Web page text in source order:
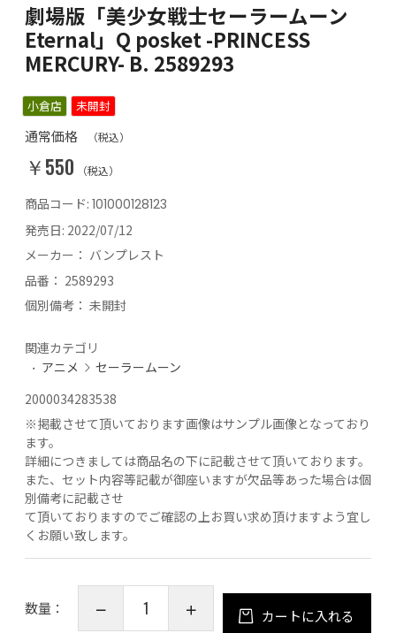
劇場版「美少女戦士セーラームーン
Eternal」Q posket -PRINCESS
MERCURY- B. 2589293
小倉店 未開封
通常価格 （税込）
￥550 （税込）
商品コード: 101000128123
発売日: 2022/07/12
メーカー： バンプレスト
品番： 2589293
個別備考： 未開封
関連カテゴリ
アニメ
セーラームーン
2000034283538
※掲載させて頂いております画像はサンプル画像となっており
ます。
詳細につきましては商品名の下に記載させて頂いております。
また、セット内容等記載が御座いますが欠品等あった場合は個
別備考に記載させ
て頂いておりますのでご確認の上お買い求め頂けますよう宜し
くお願い致します。
数量： カートに入れる